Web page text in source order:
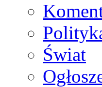
Świat